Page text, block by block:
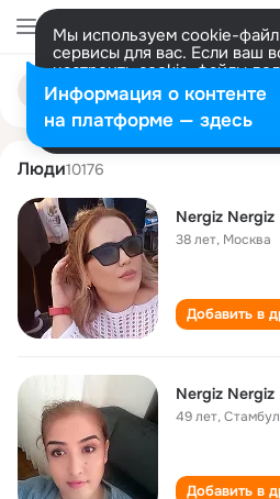
Мы используем cookie-
сервисы для вас. Если ваш
настроить cookie-файлы
представитель. Больше
Разрешить все
Поиск
людям
nergiz nergiz
Люди10176
Nergiz Nergiz
38 лет, Москва
Добавить в
Nergiz Nergiz
49 лет,Стамбул
Добавить в
Информация о контенте
на платформе — здесь